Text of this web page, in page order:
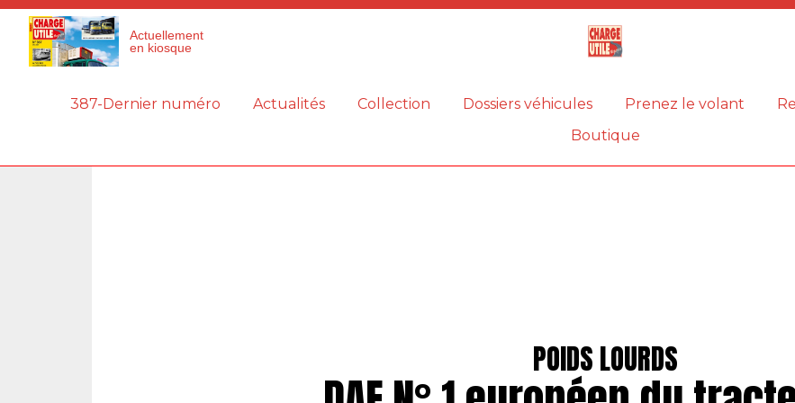
Actuellement
en kiosque
387-Dernier numéro Actualités Collection Dossiers véhicules Prenez le volant
Boutique
POIDS LOURDS
Panneau de gestion des cookies